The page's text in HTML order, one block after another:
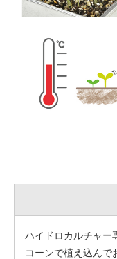
ハイドロカルチャー
コーンで植え込んで